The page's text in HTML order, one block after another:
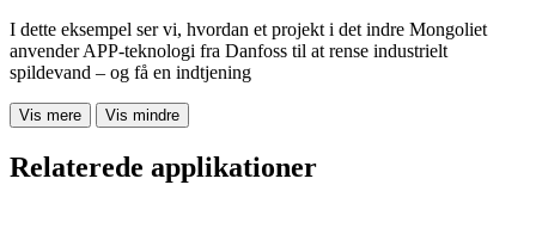
I dette eksempel ser vi, hvordan et projekt i det indre Mongoliet
anvender APP-teknologi fra Danfoss til at rense industrielt
spildevand – og få en indtjening
Vis mere Vis mindre
Relaterede applikationer